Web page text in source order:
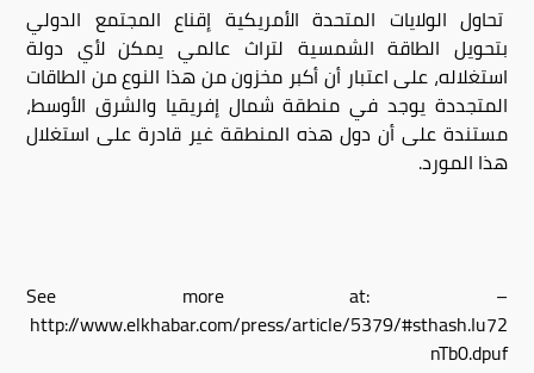
تحاول الولايات المتحدة الأمريكية إقناع المجتمع الدولي
بتحويل الطاقة الشمسية لتراث عالمي يمكن لأي دولة
استغلاله، على اعتبار أن أكبر مخزون من هذا النوع من الطاقات
المتجددة يوجد في منطقة شمال إفريقيا والشرق الأوسط،
مستندة على أن دول هذه المنطقة غير قادرة على استغلال
هذا المورد.
– See more at:
http://www.elkhabar.com/press/article/5379/#sthash.Iu72
nTb0.dpuf